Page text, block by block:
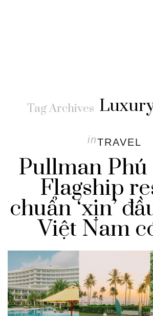
Tag Archives
inTRAVEL
Pullman Phú
Flagship
chuẩn ‘xịn’
Việt Nam